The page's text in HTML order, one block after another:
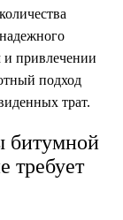
и привлечении
подход
трат.
битумной
требует